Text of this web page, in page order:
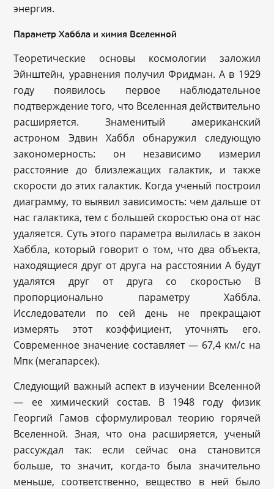
энергия.
Параметр Хаббла и химия Вселенной
Теоретические основы космологии заложил
Эйнштейн, уравнения получил Фридман. А в 1929
году появилось первое наблюдательное
подтверждение того, что Вселенная действительно
расширяется. Знаменитый американский
астроном Эдвин Хаббл обнаружил следующую
закономерность: он независимо измерил
расстояние до близлежащих галактик, и также
скорости до этих галактик. Когда ученый построил
диаграмму, то выявил зависимость: чем дальше от
нас галактика, тем с большей скоростью она от нас
удаляется. Суть этого параметра вылилась в закон
Хаббла, который говорит о том, что два объекта,
находящиеся друг от друга на расстоянии A будут
удалятся друг от друга со скоростью B
пропорционально параметру Хаббла.
Исследователи по сей день не прекращают
измерять этот коэффициент, уточнять его.
Современное значение составляет — 67,4 км/с на
Мпк (мегапарсек).
Следующий важный аспект в изучении Вселенной
— ее химический состав. В 1948 году физик
Георгий Гамов сформулировал теорию горячей
Вселенной. Зная, что она расширяется, ученый
рассуждал так: если сейчас она становится
больше, то значит, когда-то была значительно
меньше, соответственно, вещество в ней было